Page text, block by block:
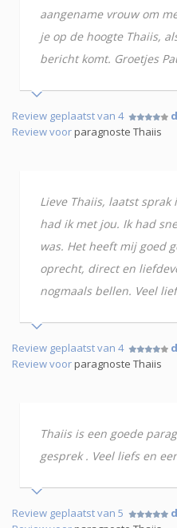
aangename vrouw om
je op de hoogte Thaiis,
bericht komt. Groetjes
Review geplaatst van 4
Review voorparagnoste Thaiis
Lieve Thaiis, laatst
had ik met jou. Ik had
was. Het heeft mij goed
oprecht, direct en
nogmaals bellen. Veel
Review geplaatst van 4
Review voorparagnoste Thaiis
Thaiis is een goede
gesprek . Veel liefs en
Review geplaatst van 5